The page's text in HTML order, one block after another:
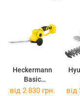
Heckermann
Basic
AJNTW20
від 2 830 грн. від